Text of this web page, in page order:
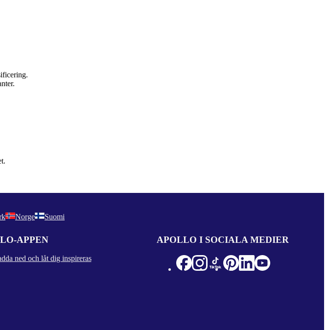
Norge Suomi
APPEN
ned och låt dig inspireras
APOLLO I SOCIALA MEDIER